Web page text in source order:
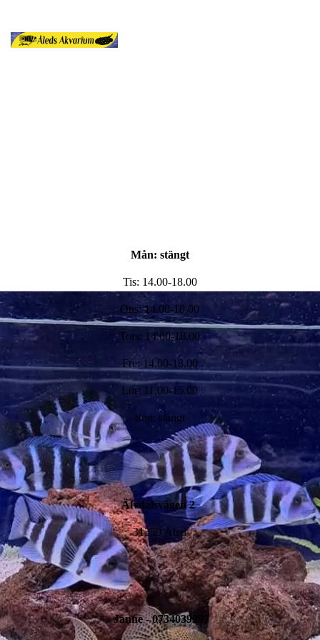
Mån: stängt
Tis: 14.00-18.00
Ons: 14.00-18.00
Tors: 14.00-18.00
Fre: 14.00-18.00
Lör: 11.00-15.00
Sön: stängt
Älvdalsvägen 2
31350 Åled
Janne - 0734039397